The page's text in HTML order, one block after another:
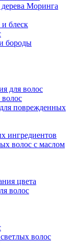
Моринга
блеск
бороды
для волос
поврежденных
ингредиентов
волос с маслом
цвета
волос
волос